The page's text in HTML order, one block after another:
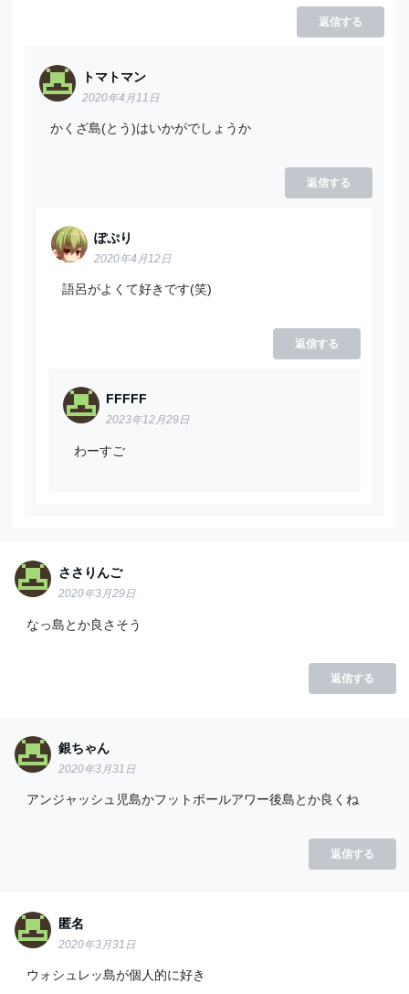
返信する
トマトマン
2020年4月11日
かくざ島(とう)はいかがでしょうか
返信する
ぽぷり
2020年4月12日
語呂がよくて好きです(笑)
返信する
FFFFF
2023年12月29日
わーすご
ささりんご
2020年3月29日
なっ島とか良さそう
返信する
銀ちゃん
2020年3月31日
アンジャッシュ児島かフットボールアワー後島とか良くね
返信する
匿名
2020年3月31日
ウォシュレッ島が個人的に好き